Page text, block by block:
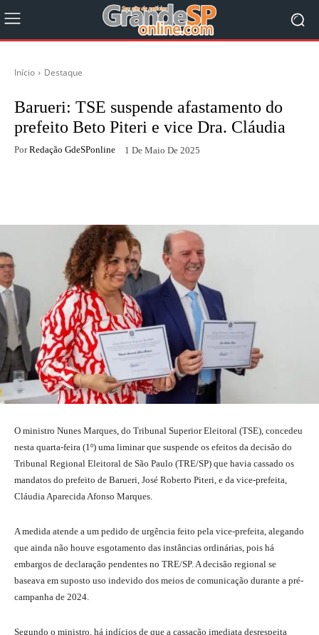
Início Destaque
Barueri: TSE suspende afastamento do
prefeito Beto Piteri e vice Dra. Cláudia
Por Redação GdeSPonline 1 De Maio De 2025
O ministro Nunes Marques, do Tribunal Superior Eleitoral (TSE), concedeu
nesta quarta-feira (1º) uma liminar que suspende os efeitos da decisão do
Tribunal Regional Eleitoral de São Paulo (TRE/SP) que havia cassado os
mandatos do prefeito de Barueri, José Roberto Piteri, e da vice-prefeita,
Cláudia Aparecida Afonso Marques.
A medida atende a um pedido de urgência feito pela vice-prefeita, alegando
que ainda não houve esgotamento das instâncias ordinárias, pois há
embargos de declaração pendentes no TRE/SP. A decisão regional se
baseava em suposto uso indevido dos meios de comunicação durante a pré-
campanha de 2024.
Segundo o ministro, há indícios de que a cassação imediata desrespeita